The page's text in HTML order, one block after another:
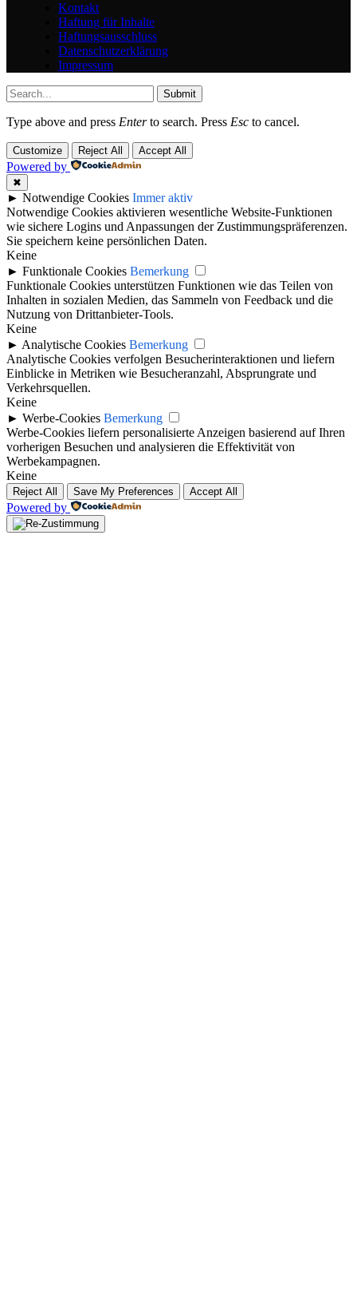
Kontakt
Haftung für Inhalte
Haftungsausschluss
Datenschutzerklärung
Impressum
Submit
Type above and press Enterto search. Press Esc to cancel.
Customize Reject All Accept All
Powered by
✖
► Notwendige Cookies Immer aktiv
Notwendige Cookies aktivieren wesentliche Website-Funktionen
wie sichere Logins und Anpassungen der Zustimmungspräferenzen.
Sie speichern keine persönlichen Daten.
Keine
► Funktionale Cookies Bemerkung
Funktionale Cookies unterstützen Funktionen wie das Teilen von
Inhalten in sozialen Medien, das Sammeln von Feedback und die
Nutzung von Drittanbieter-Tools.
Keine
► Analytische Cookies Bemerkung
Analytische Cookies verfolgen Besucherinteraktionen und liefern
Einblicke in Metriken wie Besucheranzahl, Absprungrate und
Verkehrsquellen.
Keine
► Werbe-Cookies Bemerkung
Werbe-Cookies liefern personalisierte Anzeigen basierend auf Ihren
vorherigen Besuchen und analysieren die Effektivität von
Werbekampagnen.
Keine
Reject All Save My Preferences Accept All
Powered by